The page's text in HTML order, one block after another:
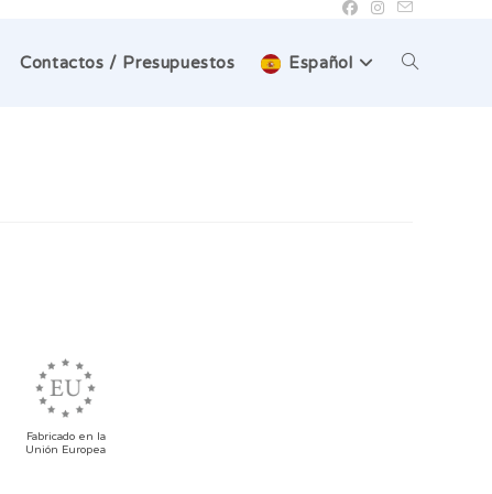
Contactos / Presupuestos Español Alternar
Fabricado en la
Unión Europea